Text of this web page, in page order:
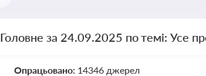
Головне за 24.09.2025 по темі: Усе
Опрацьовано: 14346 джерел